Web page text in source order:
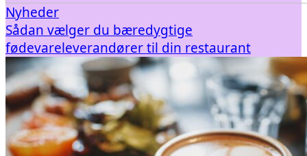
Nyheder
Sådan vælger du bæredygtige
fødevareleverandører til din restaurant